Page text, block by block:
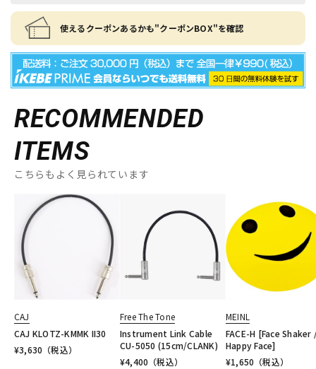
使えるクーポンあるかも"クーポンBOX"を確認
RECOMMENDED
ITEMS
こちらもよく見られています
CAJ
CAJ KLOTZ-KMMK II30
¥3,630 （税込）
Free The Tone
Instrument Link Cable
CU-5050 (15cm/CLANK)
¥4,400 （税込）
MEINL
FACE-H [Face Shaker
Happy Face]
¥1,650 （税込）